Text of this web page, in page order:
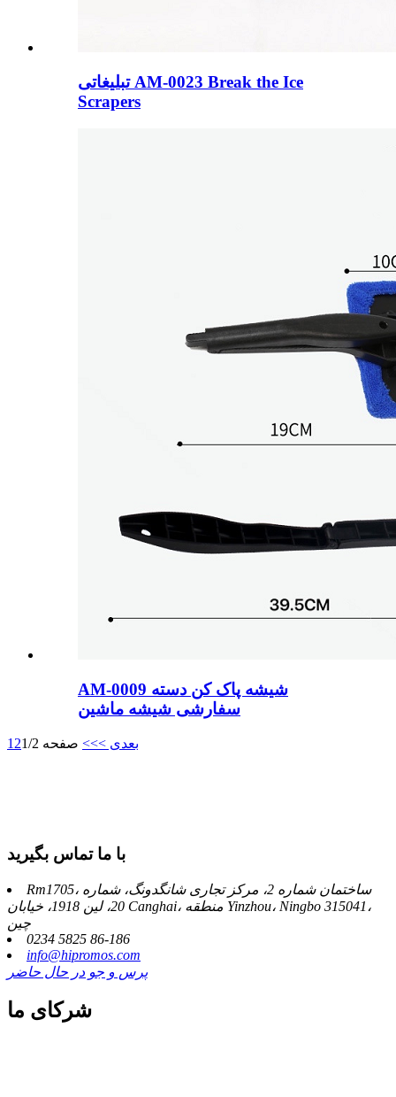
تبلیغاتی AM-0023 Break the Ice
Scrapers
AM-0009 شیشه پاک کن دسته
سفارشی شیشه ماشین
1 2 بعدی >>> صفحه 1/2
با ما تماس بگیرید
Rm1705، ساختمان شماره 2، مرکز تجاری شانگدونگ، شماره
20، لین 1918، خیابان Canghai، منطقه Yinzhou، Ningbo 315041،
چین
0234 5825 86-186
info@hipromos.com
پرس و جو در حال حاضر
شرکای ما